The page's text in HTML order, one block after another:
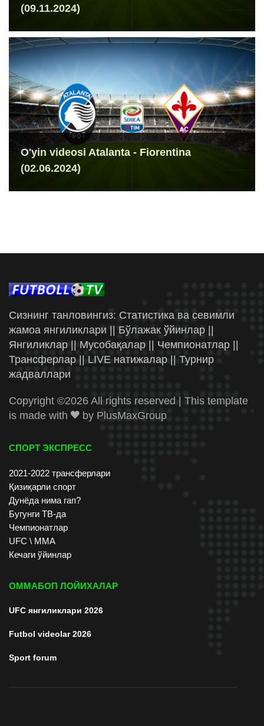
(09.11.2024)
O'yin videosi Atalanta - Fiorentina
(02.06.2024)
Сизнинг танловингиз: Статистика ва севимли
жамоа янгиликлари || Бўлажак ўйинлар ||
Янгиликлар || Мусобақалар || Чемпионатлар ||
Трансферлар || LIVE натижалар || Турнир
жадваллари
Copyright ©2026 All rights reserved | This template
is made with
by PlusMaxGroup
СПОРТ ЭКСПРЕСС
2021-2022 трансферлари
Қизиқарли спорт
Дунёда нима гап?
Бугунги ТВ-да
Чемпионатлар
UFC \ ММА
Кечаги ўйинлар
ОММАБОП ЛОЙИХАЛАР
UFC янгиликлари 2026
Futbol videolar 2026
Sport forum